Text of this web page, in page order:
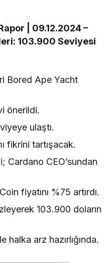
| 09.12.2024 –
103.900 Seviyesi
Bored Ape Yacht
önerildi.
ulaştı.
fikrini tartışacak.
Cardano CEO’sundan
fiyatını %75 artırdı.
103.900 doların
halka arz hazırlığında.